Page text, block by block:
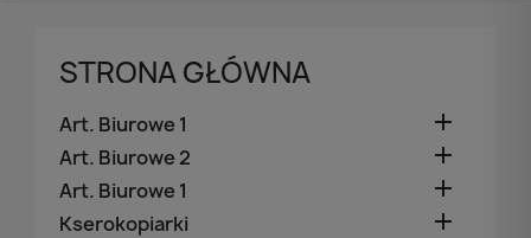
STRONA GŁÓWNA
Art. Biurowe 1 
Art. Biurowe 2 
Art. Biurowe 1 
Kserokopiarki 